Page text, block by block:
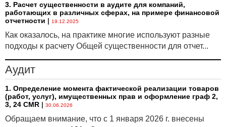
3. Расчет существенности в аудите для компаний,
работающих в различных сферах, на примере финансовой
отчетности | 19.12.2025
Как оказалось, на практике многие используют разные
подходы к расчету Общей существенности для отчет...
Аудит
1. Определение момента фактической реализации товаров
(работ, услуг), имущественных прав и оформление граф 2,
3, 24 CMR | 30.06.2026
Обращаем внимание, что с 1 января 2026 г. внесены